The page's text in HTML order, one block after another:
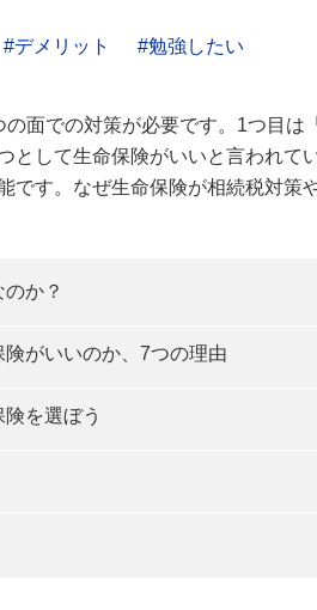
デメリット 勉強したい
面での対策が必要です。1つ目
として生命保険がいいと言われて
です。なぜ生命保険が相続税対
か？
がいいのか、7つの理由
を選ぼう